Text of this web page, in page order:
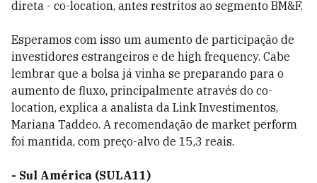
direta - co-location, antes restritos ao segmento BM&F.
Esperamos com isso um aumento de participação de
investidores estrangeiros e de high frequency. Cabe
lembrar que a bolsa já vinha se preparando para o
aumento de fluxo, principalmente através do co-
location, explica a analista da Link Investimentos,
Mariana Taddeo. A recomendação de market perform
foi mantida, com preço-alvo de 15,3 reais.
- Sul América (SULA11)